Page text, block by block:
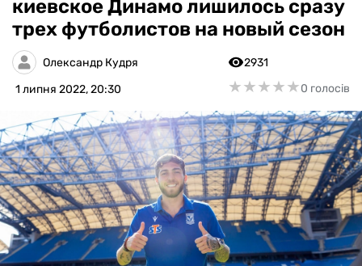
ІНТЕРВ'Ю
РІЗНЕ
киевское Динамо лишилось сразу
трех футболистов на новый сезон
Олександр Кудря
1 липня 2022, 20:30
2931
★★★★★
★★★★★0 голосів